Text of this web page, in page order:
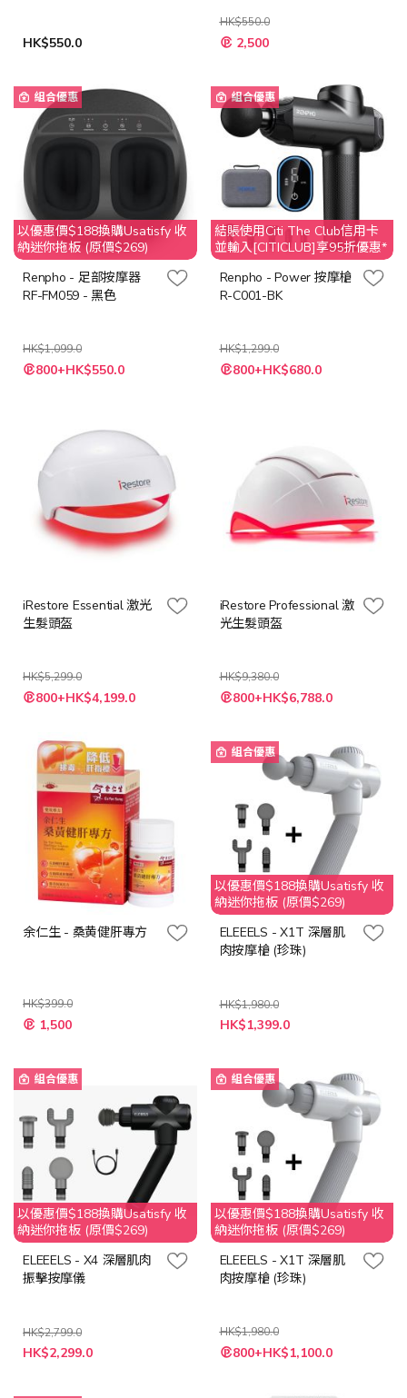
HK$550.0
HK$550.0
特
殊 2,500
組合優惠
以優惠價$188換購Usatisfy 收
納迷你拖板 (原價$269)
Renpho - 足部按摩器
RF-FM059 - 黑色
HK$1,099.0
特
殊 800+HK$550.0
組合優惠
結賬使用Citi The Club信用卡
並輸入[CITICLUB]享95折優惠*
Renpho - Power 按摩槍
R-C001-BK
HK$1,299.0
特
殊 800+HK$680.0
iRestore Essential 激光
生髮頭盔
HK$5,299.0
特
殊 800+HK$4,199.0
iRestore Professional 激
光生髮頭盔
HK$9,380.0
特
殊 800+HK$6,788.0
余仁生 - 桑黄健肝專方
HK$399.0
特
殊 1,500
組合優惠
以優惠價$188換購Usatisfy 收
納迷你拖板 (原價$269)
ELEEELS - X1T 深層肌
肉按摩槍 (珍珠)
HK$1,980.0
特
殊
HK$1,399.0
組合優惠
以優惠價$188換購Usatisfy 收
納迷你拖板 (原價$269)
ELEEELS - X4 深層肌肉
振擊按摩儀
HK$2,799.0
特
殊
HK$2,299.0
組合優惠
以優惠價$188換購Usatisfy 收
納迷你拖板 (原價$269)
ELEEELS - X1T 深層肌
肉按摩槍 (珍珠)
HK$1,980.0
特
殊 800+HK$1,100.0